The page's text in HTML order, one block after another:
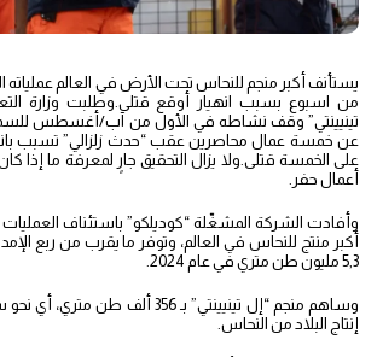
يستأنف أكبر منجم للنحاس تحت الأرض في العالم عملياته
من اسبوع بسبب انهيار أوقع قتلى.وطلبت وزارة
تينيينتي” وقف نشاطه في الأول من آب/أغسطس
عن خمسة عمال محاصرين عقب “حدث زلزالي” تسبب
على الخمسة قتلى.ولا يزال التحقيق جارٍ لمعرفة ما إذا
أعمال حفر.
وأفادت الشركة المشغّلة “كوديلكو” باستئناف العمليات
أكبر منتج للنحاس في العالم، وتوفر ما يقرب من ربع
5,3 مليون طن متري في عام 2024.
وساهم منجم “إل تينيينتي” بـ 356 ألف
إنتاج البلاد من النحاس.